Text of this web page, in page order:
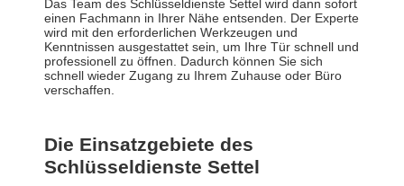
Das Team des Schlüsseldienste Settel wird dann sofort
einen Fachmann in Ihrer Nähe entsenden. Der Experte
wird mit den erforderlichen Werkzeugen und
Kenntnissen ausgestattet sein, um Ihre Tür schnell und
professionell zu öffnen. Dadurch können Sie sich
schnell wieder Zugang zu Ihrem Zuhause oder Büro
verschaffen.
Die Einsatzgebiete des
Schlüsseldienste Settel